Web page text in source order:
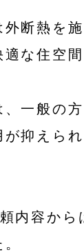
断熱を
な住空間
一般の
抑えら
内容か